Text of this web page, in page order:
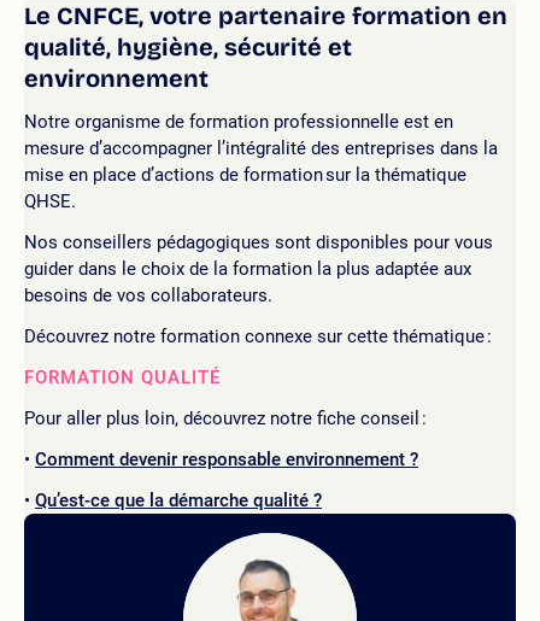
Le CNFCE, votre partenaire formation en
qualité, hygiène, sécurité et
environnement
Notre organisme de formation professionnelle est en
mesure d’accompagner l’intégralité des entreprises dans la
mise en place d’actions de formation sur la thématique
QHSE.
Nos conseillers pédagogiques sont disponibles pour vous
guider dans le choix de la formation la plus adaptée aux
besoins de vos collaborateurs.
Découvrez notre formation connexe sur cette thématique :
FORMATION QUALITÉ
Pour aller plus loin, découvrez notre fiche conseil :
Comment devenir responsable environnement ?
Qu’est-ce que la démarche qualité ?